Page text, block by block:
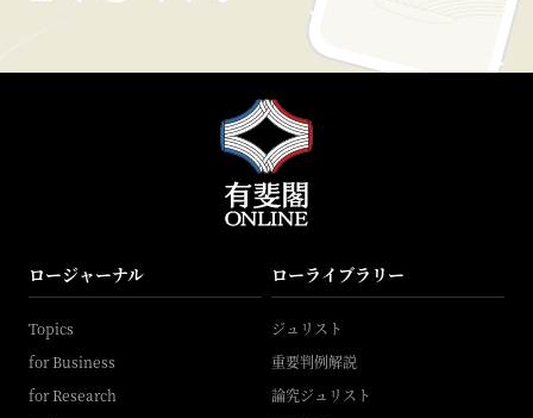
ロージャーナル
Topics
for Business
for Research
ローライブラリー
ジュリスト
重要判例解説
論究ジュリスト